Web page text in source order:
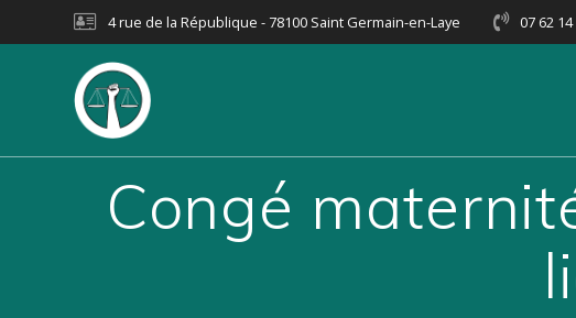
au
4 rue de la République - 78100 Saint Germain-en-Laye 07 62
Congé